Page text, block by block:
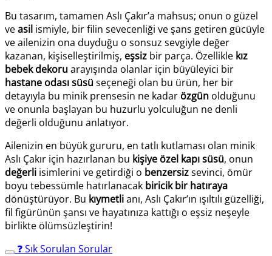
Bu tasarım, tamamen Aslı Çakır’a mahsus; onun o güzel
veasil ismiyle, bir filin sevecenliği ve şans getiren gücüyle
ve ailenizin ona duyduğu o sonsuz sevgiyle değer
kazanan, kişiselleştirilmiş, eşsiz bir parça. Özellikle kız
bebek dekoruarayışında olanlar için büyüleyici bir
hastane odası süsüseçeneği olan bu ürün, her bir
detayıyla bu minik prensesin ne kadar özgün olduğunu
ve onunla başlayan bu huzurlu yolculuğun ne denli
değerli olduğunu anlatıyor.
Ailenizin en büyük gururu, en tatlı kutlaması olan minik
Aslı Çakır için hazırlanan bu kişiye özel kapı süsü, onun
değerli isimlerini ve getirdiği o benzersizsevinci, ömür
boyu tebessümle hatırlanacak biricik bir hatıraya
dönüştürüyor. Bu kıymetlianı, Aslı Çakır’ın ışıltılı güzelliği,
fil figürünün şansı ve hayatınıza kattığı o eşsiz neşeyle
birlikte ölümsüzleştirin!
❓ Sık Sorulan Sorular